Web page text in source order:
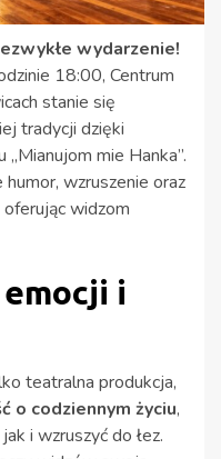
wydarzenie!
18:00, Centrum
stanie się
tradycji dzięki
mie Hanka”.
wzruszenie oraz
widzom
i
teatralna produkcja,
o codziennym życiu,
i wzruszyć do łez.